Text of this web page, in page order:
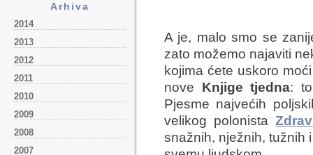
Arhiva
2014
2013
2012
2011
2010
2009
2008
2007
A je, malo smo se
zato možemo najaviti
kojima ćete uskoro
nove Knjige tjedna:
Pjesme najvećih
velikog polonista
snažnih, nježnih, tužnih